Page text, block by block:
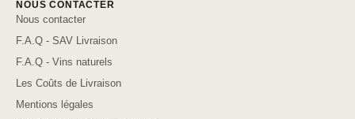
NOUS CONTACTER
Nous contacter
F.A.Q - SAV Livraison
F.A.Q - Vins naturels
Les Coûts de Livraison
Mentions légales